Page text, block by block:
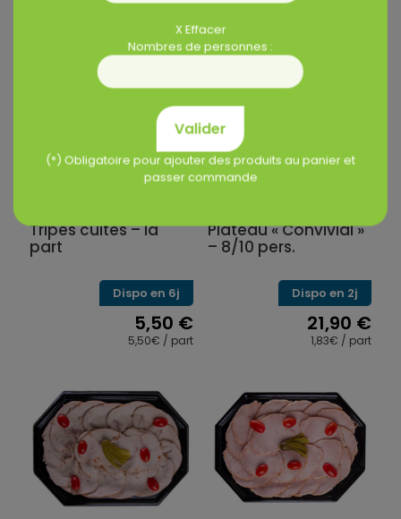
Tripes cuites – la
part
Dispo en 6j
5,50 €
5,50€ / part
a
plusieurs
variations.
Les
options
peuvent
être
choisies
Plateau « Convivial »
– 8/10 pers.
Dispo en 2j
21,90 €
1,83€ / part
X Effacer
Nombres de personnes :
Valider
(*) Obligatoire pour ajouter des produits au panier et
passer commande